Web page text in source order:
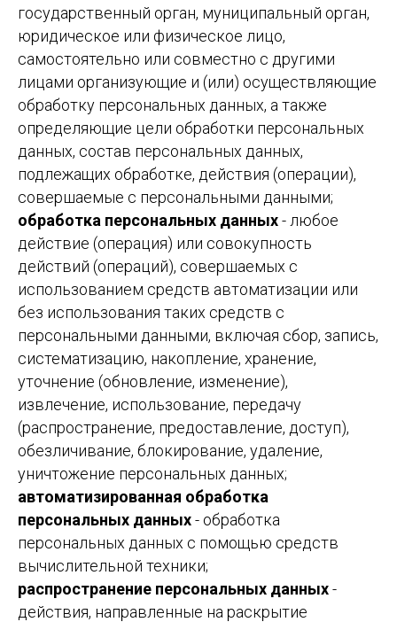
государственный орган, муниципальный орган,
юридическое или физическое лицо,
самостоятельно или совместно с другими
лицами организующие и (или) осуществляющие
обработку персональных данных, а также
определяющие цели обработки персональных
данных, состав персональных данных,
подлежащих обработке, действия (операции),
совершаемые с персональными данными;
обработка персональных данных- любое
действие (операция) или совокупность
действий (операций), совершаемых с
использованием средств автоматизации или
без использования таких средств с
персональными данными, включая сбор, запись,
систематизацию, накопление, хранение,
уточнение (обновление, изменение),
извлечение, использование, передачу
(распространение, предоставление, доступ),
обезличивание, блокирование, удаление,
уничтожение персональных данных;
автоматизированная обработка
персональных данных- обработка
персональных данных с помощью средств
вычислительной техники;
распространение персональных данных-
действия, направленные на раскрытие